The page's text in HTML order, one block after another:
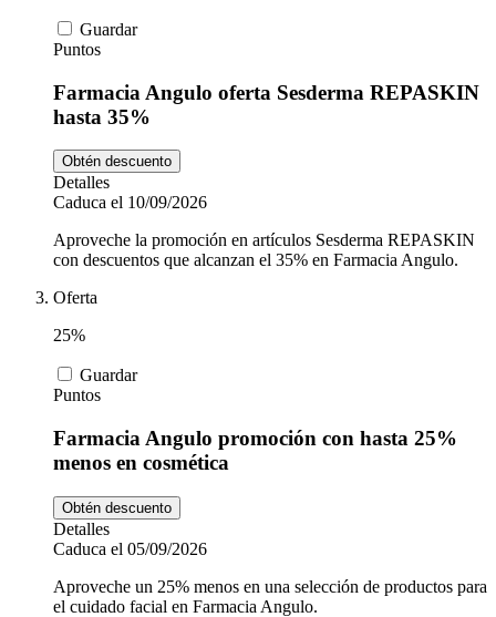
Guardar
Puntos
Farmacia Angulo oferta Sesderma REPASKIN
hasta 35%
Obtén descuento
Detalles
Caduca el 10/09/2026
Aproveche la promoción en artículos Sesderma REPASKIN
con descuentos que alcanzan el 35% en Farmacia Angulo.
Oferta
25%
Guardar
Puntos
Farmacia Angulo promoción con hasta 25%
menos en cosmética
Obtén descuento
Detalles
Caduca el 05/09/2026
Aproveche un 25% menos en una selección de productos para
el cuidado facial en Farmacia Angulo.